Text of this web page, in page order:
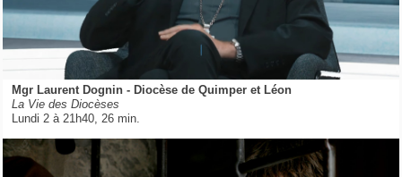
Mgr Laurent Dognin - Diocèse de Quimper et Léon
La Vie des Diocèses
Lundi 2 à 21h40, 26 min.